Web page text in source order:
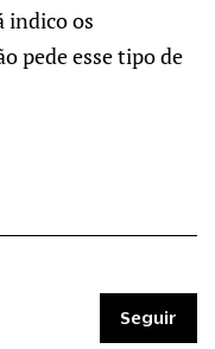
indico os
pede esse tipo de
Seguir